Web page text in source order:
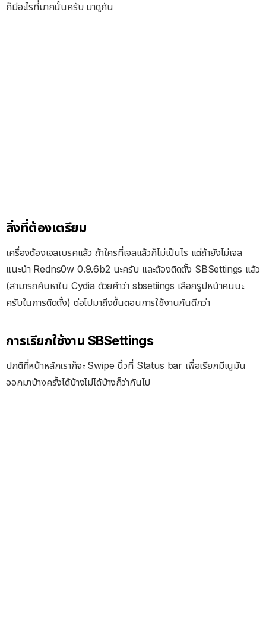
ก็มีอะไรที่มากนั้นครับ มาดูกัน
สิ่งที่ต้องเตรียม
เครื่องต้องเจลเบรคแล้ว ถ้าใครที่เจลแล้วก็ไม่เป็นไร แต่ถ้ายังไม่เจล
แนะนำ Redns0w 0.9.6b2 นะครับ และต้องติดตั้ง SBSettings แล้ว
(สามารถค้นหาใน Cydia ด้วยคำว่า sbsetiings เลือกรูปหน้าคนนะ
ครับในการติดตั้ง) ต่อไปมาถึงขั้นตอนการใช้งานกันดีกว่า
การเรียกใช้งาน SBSettings
ปกติที่หน้าหลักเราก็จะ Swipe นิ้วที่ Status bar เพื่อเรียกมีเนูมัน
ออกมาบ้างครั้งได้บ้างไม่ได้บ้างก็ว่ากันไป